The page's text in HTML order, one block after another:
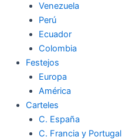
Venezuela
Perú
Ecuador
Colombia
Festejos
Europa
América
Carteles
C. España
C. Francia y Portugal